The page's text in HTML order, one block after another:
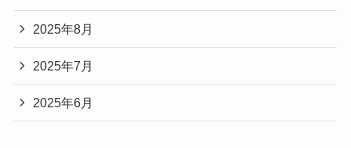
2025年8月
2025年7月
2025年6月